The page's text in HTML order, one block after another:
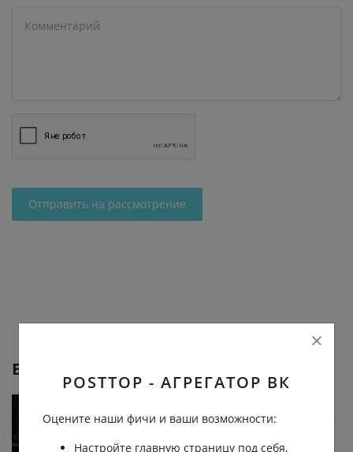
Отправить на рассмотрение
Еще от
POSTTOP - АГРЕГАТОР ВК
Оцените наши фичи и ваши возможности:
Настройте главную страницу под себя,